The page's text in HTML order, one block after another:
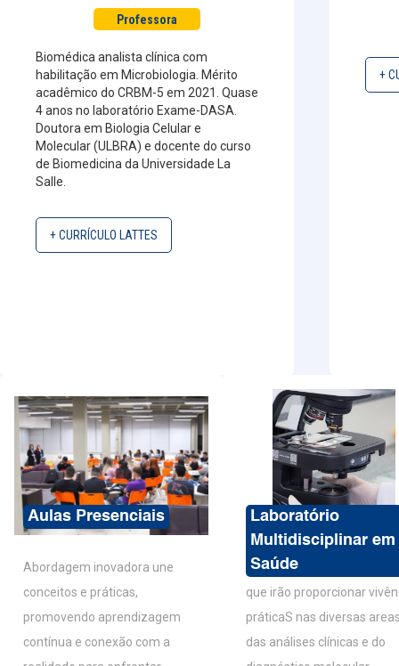
Professora
Biomédica analista clínica com
habilitação em Microbiologia. Mérito
acadêmico do CRBM-5 em 2021. Quase
4 anos no laboratório Exame-DASA.
Doutora em Biologia Celular e
Molecular (ULBRA) e docente do curso
de Biomedicina da Universidade La
Salle.
+ CURRÍCULO LATTES
+
Abordagem inovadora une
conceitos e práticas,
promovendo aprendizagem
contínua e conexão com a
Aulas Presenciais
Equipamentos de
que irão proporcionar
práticaS nas diversas
das análises clínicas e do
Laboratório
Multidisciplinar em
Saúde